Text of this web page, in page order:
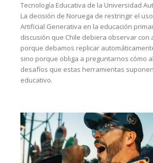
Tecnología Educativa de la Universidad
La decisión de Noruega de restringir el
Artificial Generativa en la educación
discusión que Chile debiera observar con
porque debamos replicar
sino porque obliga a preguntarnos cómo
desafíos que estas herramientas
educativo.